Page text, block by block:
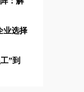
业选择
”到